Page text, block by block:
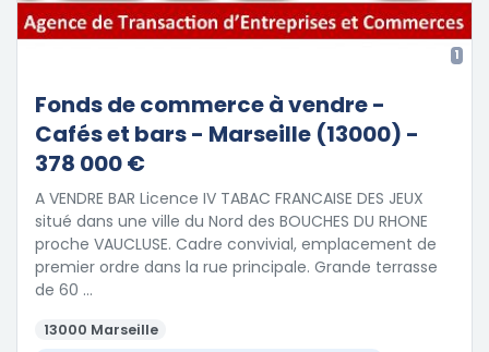
1
Fonds de commerce à vendre -
Cafés et bars - Marseille (13000) -
378 000 €
A VENDRE BAR Licence IV TABAC FRANCAISE DES JEUX
situé dans une ville du Nord des BOUCHES DU RHONE
proche VAUCLUSE. Cadre convivial, emplacement de
premier ordre dans la rue principale. Grande terrasse
de 60 …
13000 Marseille